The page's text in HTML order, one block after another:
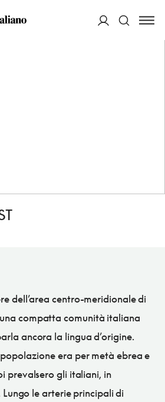
dell’area centro-meridionale di
compatta comunità italiana
ancora la lingua d’origine.
era per metà ebrea e
prevalsero gli italiani, in
le arterie principali di